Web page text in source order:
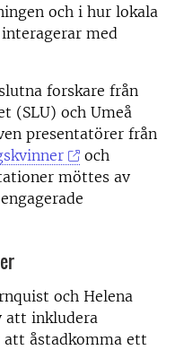
och i hur lokala
med
forskare från
(SLU) och Umeå
presentatörer från
och
möttes av
och Helena
att inkludera
åstadkomma ett